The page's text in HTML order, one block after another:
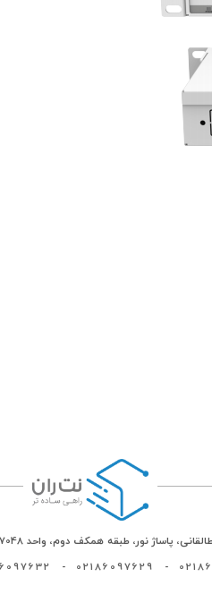
پاساژ نور، طبقه همکف دوم، واحد 7048
-
02186097629
-